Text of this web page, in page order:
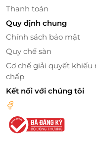
chuyển trong tòa
ngày. Dù bạn lên
dạo quanh trung
quầy hướng dẫn du
đều sẵn sàng phục vụ.
Bắt đầu ngày mới
gồm các món nóng,
- giúp bạn nạp năng
Nẵng sôi động. Bắt
khí trong lành và sự
Thanh toán
Quy định chung
Chính sách bảo mật
Quy chế sàn
Cơ chế giải quyết khiếu
chấp
Kết nối với chúng tôi